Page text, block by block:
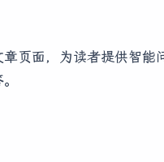
页面，为读者提供智能